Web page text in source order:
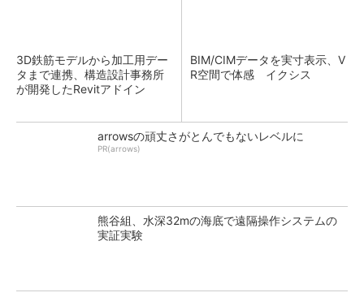
3D鉄筋モデルから加工用デー
タまで連携、構造設計事務所
が開発したRevitアドイン
BIM/CIMデータを実寸表示、V
R空間で体感 イクシス
arrowsの頑丈さがとんでもないレベルに
PR(arrows)
熊谷組、水深32mの海底で遠隔操作システムの
実証実験